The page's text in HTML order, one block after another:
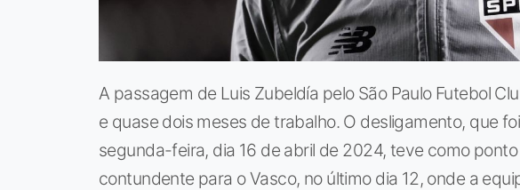
A passagem de Luis Zubeldía pelo São Paulo Futebol
e quase dois meses de trabalho. O desligamento, que
segunda-feira, dia 16 de abril de 2024, teve como
contundente para o Vasco, no último dia 12, onde a